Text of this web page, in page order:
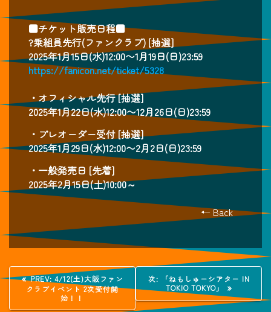
■チケット販売日程■
?乗組員先行(ファンクラブ) [抽選]
2025年1月15日(水)12:00〜1月19日(日)23:59
https://fanicon.net/ticket/5328
・オフィシャル先行 [抽選]
2025年1月22日(水)12:00〜12月26日(日)23:59
・プレオーダー受付 [抽選]
2025年1月29日(水)12:00〜2月2日(日)23:59
・一般発売日 [先着]
2025年2月15日(土)10:00～
← Back
投
稿
PREV: 過
去
の
投
4/12(土)大阪ファン
クラブイベント 2次受付開
始！！
次:
次
の
稿:
「ねもしゅーシアター IN
TOKIO TOKYO」